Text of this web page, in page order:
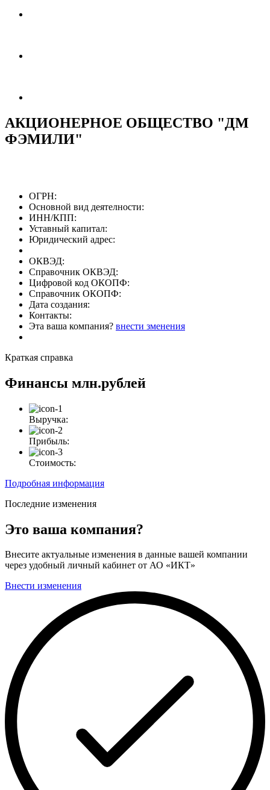
АКЦИОНЕРНОЕ ОБЩЕСТВО "ДМ
ФЭМИЛИ"
ОГРН:
Основной вид деятелности:
ИНН/КПП:
Уставный капитал:
Юридический адрес:
ОКВЭД:
Справочник ОКВЭД:
Цифровой код ОКОПФ:
Справочник ОКОПФ:
Дата создания:
Контакты:
Эта ваша компания? внести зменения
Краткая справка
Финансы млн.рублей
Выручка:
Прибыль:
Стоимость:
Подробная информация
Последние изменения
Это ваша компания?
Внесите актуальные изменения в данные вашей компании
через удобный личный кабинет от АО «ИКТ»
Внести изменения